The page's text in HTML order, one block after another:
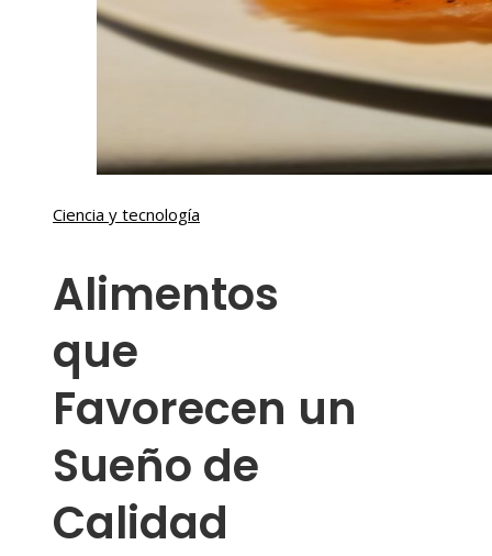
Ciencia y tecnología
Alimentos
que
Favorecen un
Sueño de
Calidad